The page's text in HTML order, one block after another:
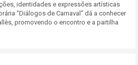
identidades e expressões artísticas
“Diálogos de Carnaval” dá a conhecer
promovendo o encontro e a partilha